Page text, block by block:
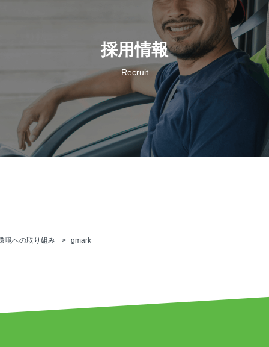
採用情報
Recruit
境への取り組み gmark